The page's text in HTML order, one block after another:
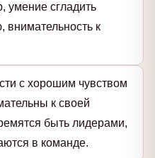
умение сгладить
внимательность к
с хорошим чувством
к своей
быть лидерами,
в команде.